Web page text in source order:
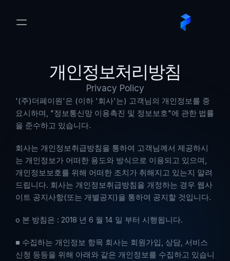
개인정보처리방침
Privacy Policy
'(주)더페이원'은 (이하 '회사'는) 고객님의 개인정보를 중
요시하며, "정보통신망 이용촉진 및 정보보호"에 관한 법률
을 준수하고 있습니다.
회사는 개인정보취급방침을 통하여 고객님께서 제공하시
는 개인정보가 어떠한 용도와 방식으로 이용되고 있으며,
개인정보보호를 위해 어떠한 조치가 취해지고 있는지 알려
드립니다. 회사는 개인정보취급방침을 개정하는 경우 웹사
이트 공지사항(또는 개별공지)을 통하여 공지할 것입니다.
ο 본 방침은 : 2018 년 6 월 14 일 부터 시행됩니다.
■ 수집하는 개인정보 항목 회사는 회원가입, 상담, 서비스
신청 등등을 위해 아래와 같은 개인정보를 수집하고 있습니